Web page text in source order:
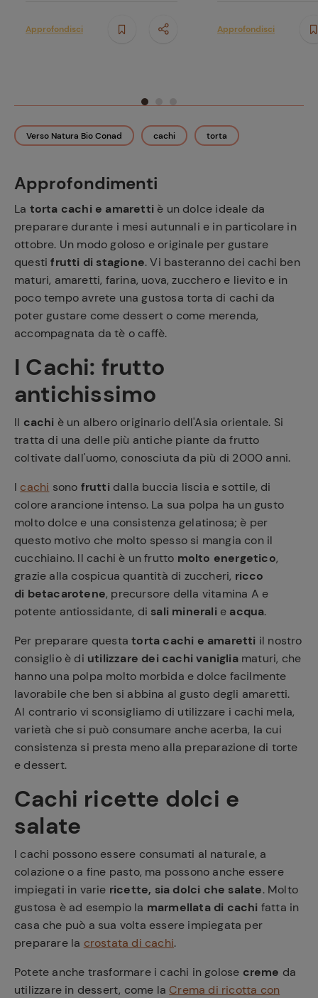
Verso Natura Bio Conad cachi torta
Approfondimenti
La torta cachi e amaretti è un dolce ideale da
preparare durante i mesi autunnali e in particolare in
ottobre. Un modo goloso e originale per gustare
questifrutti di stagione. Vi basteranno dei cachi ben
maturi, amaretti, farina, uova, zucchero e lievito e in
poco tempo avrete una gustosa torta di cachi da
poter gustare come dessert o come merenda,
accompagnata da tè o caffè.
I Cachi: frutto
antichissimo
Il cachi è un albero originario dell'Asia orientale. Si
tratta di una delle più antiche piante da frutto
coltivate dall'uomo, conosciuta da più di 2000 anni.
I cachi sono frutti dalla buccia liscia e sottile, di
colore arancione intenso. La sua polpa ha un gusto
molto dolce e una consistenza gelatinosa; è per
questo motivo che molto spesso si mangia con il
cucchiaino. Il cachi è un frutto molto energetico,
grazie alla cospicua quantità di zuccheri, ricco
di betacarotene, precursore della vitamina A e
potente antiossidante, di sali minerali e acqua.
Per preparare questatorta cachi e amaretti il nostro
consiglio è di utilizzare dei cachi vanigliamaturi, che
hanno una polpa molto morbida e dolce facilmente
lavorabile che ben si abbina al gusto degli amaretti.
Al contrario vi sconsigliamo di utilizzare i cachi mela,
varietà che si può consumare anche acerba, la cui
consistenza si presta meno alla preparazione di torte
e dessert.
Cachi ricette dolci e
salate
I cachi possono essere consumati al naturale, a
colazione o a fine pasto, ma possono anche essere
impiegati in varie ricette, sia dolci che salate. Molto
gustosa è ad esempio la marmellata di cachi fatta in
casa che può a sua volta essere impiegata per
preparare la crostata di cachi.
Potete anche trasformare i cachi in golose creme da
utilizzare in dessert, come laCrema di ricotta con
Approfondisci Approfondisci